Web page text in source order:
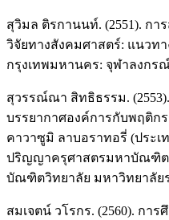
สุวิมล ติรกานนท์. (2551). กา
วิจัยทางสังคมศาสตร์: แนวท
กรุงเทพมหานคร: จุฬาลงกร
สุวรรณ์ณา สิทธิธรรม.
บรรยากาศองค์การกับพฤติก
คาวาซูมิ ลาบอราทอรี่ (ประ
ปริญญาครุศาสตรมหาบัณฑิต
บัณฑิตวิทยาลัย มหาวิทยาลัย
สมเจตน์ วโรกร. (2560). กา